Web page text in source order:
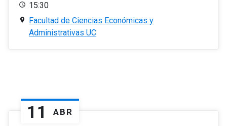
15:30
Facultad de Ciencias Económicas y
Administrativas UC
11 ABR